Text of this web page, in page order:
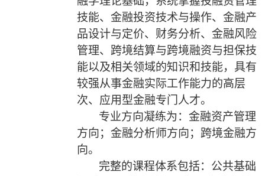
技能、金融投资技术与操作、金融产
品设计与定价、财务分析、金融风险
管理、跨境结算与跨境融资与担保技
能以及相关领域的知识和技能，具有
较强从事金融实际工作能力的高层
次、应用型金融专门人才。
专业方向凝练为：金融资产管理
方向；金融分析师方向；跨境金融方
向。
完整的课程体系包括： 公共基础